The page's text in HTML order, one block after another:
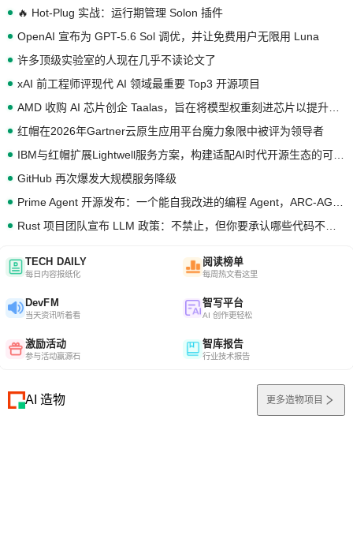
🔥 Hot-Plug 实战：运行期管理 Solon 插件
OpenAI 宣布为 GPT-5.6 Sol 调优，并让免费用户无限用 Luna
许多顶级实验室的人现在几乎不读论文了
xAI 前工程师评现代 AI 领域最重要 Top3 开源项目
红帽在2026年Gartner云原生应用平台魔力象限中被评为领导者
GitHub 再次爆发大规模服务降级
TECH DAILY
每日内容报纸化
阅读榜单
每周热文看这里
DevFM
当天资讯听着看
智写平台
AI 创作更轻松
激励活动
参与活动赢源石
智库报告
行业技术报告
AI 造物 更多造物项目